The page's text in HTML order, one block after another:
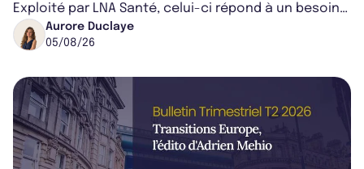
Exploité par LNA Santé, celui-ci répond à un besoin
médical croissant, qui s...
Aurore Duclaye
05/08/26